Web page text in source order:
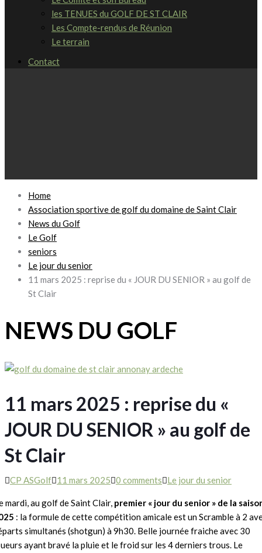
les TENUES du GOLF DE ST CLAIR
Les Compte-rendus de Réunion
Le terrain
Contact
Home
Association sportive de golf du domaine de Saint Clair
News du Golf
Le Golf
seniors
Le jour du senior
11 mars 2025 : reprise du « JOUR DU SENIOR » au golf de
St Clair
NEWS DU GOLF
11 mars 2025 : reprise du «
JOUR DU SENIOR » au golf de
St Clair
CP ASGolf 11 mars 2025 0 comments Le jour du senior
mardi, au golf de Saint Clair, premier « jour du senior » de la
: la formule de cette compétition amicale est un Scramble à 2
simultanés (shotgun) à 9h30. Belle journée fraiche avec 30
ayant bravé la pluie et le froid sur les 4 derniers trous. Le